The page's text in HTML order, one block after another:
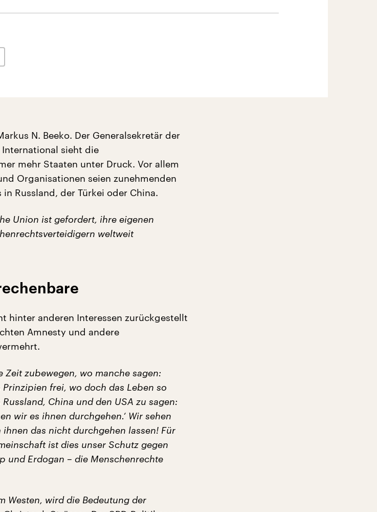
N. Beeko. Der Generalsekretär der
sieht die
mehr Staaten unter Druck. Vor allem
Organisationen seien zunehmenden
Russland, der Türkei oder China.
Union ist gefordert, ihre eigenen
weltweit
hinter anderen Interessen zurückgestellt
Amnesty und andere
Zeit zubewegen, wo manche sagen:
frei, wo doch das Leben so
China und den USA zu sagen:
wir es ihnen durchgehen.‘ Wir sehen
das nicht durchgehen lassen! Für
ist dies unser Schutz gegen
und Erdogan – die Menschenrechte
Westen, wird die Bedeutung der